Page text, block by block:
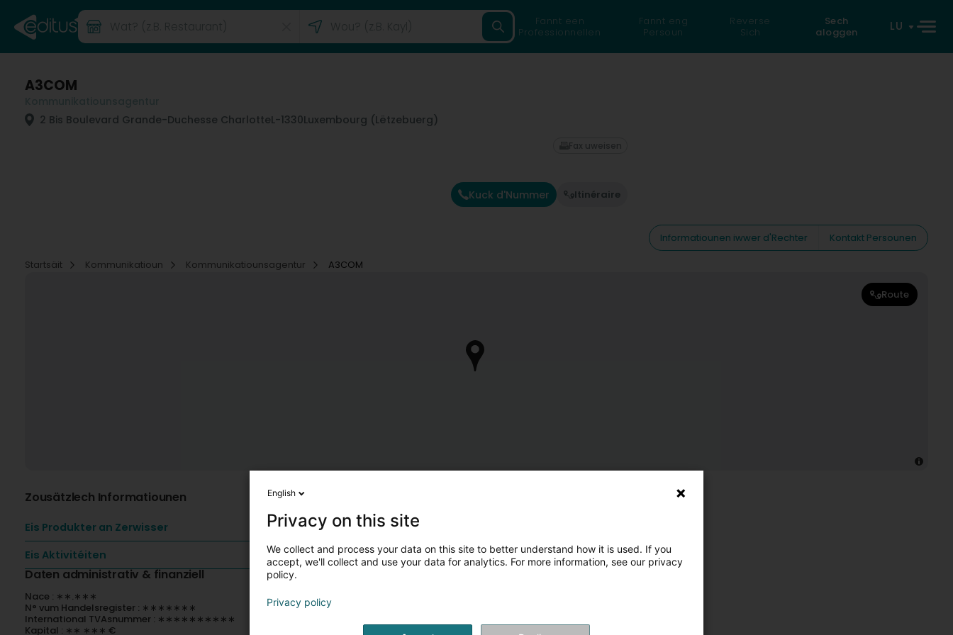
Fannt een
Professionnellen
Fannt eng
Persoun
Reverse
Sich
Sech
aloggen
LU
A3COM
2 Bis Boulevard Grande-Duchesse CharlotteL-1330Luxembourg (Lëtzebuerg)
Kuck d'Nummer Itinéraire
Fax uweisen
Informatiounen iwwer d'Rechter
Kontakt Persounen
Startsäit
Kommunikatioun Kommunikatiounsagentur A3COM
Route
Zousätzlech Informatiounen
Eis Produkter an Zerwisser
Eis Aktivitéiten
Daten administrativ & finanziell
Nace : ∗∗.∗∗∗
N° vum Handelsregister : ∗∗∗∗∗∗∗
International TVAsnummer : ∗∗∗∗∗∗∗∗∗∗
Kapital : ∗∗ ∗∗∗ €
English
Privacy on this site
We collect and process your data on this site to better understand how it is used. If you
accept, we'll collect and use your data for analytics. For more information, see our privacy
policy.
Privacy policy